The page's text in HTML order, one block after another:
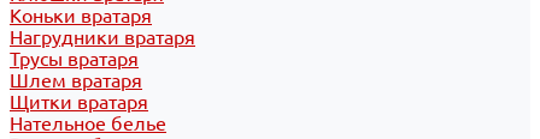
Коньки вратаря
Нагрудники вратаря
Трусы вратаря
Шлем вратаря
Щитки вратаря
Нательное белье